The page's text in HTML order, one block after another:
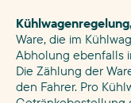
Ware, die im
Abholung ebenfalls
Die Zählung der
den Fahrer. Pro